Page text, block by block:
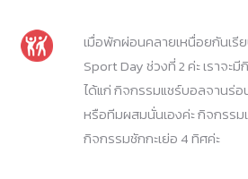
เมื่อพักผ่อนคลายเหนื่อยกันเรี
Sport Day ช่วงที่ 2 ค่ะ เราจะ
ได้แก่ กิจกรรมแชร์บอลจานร่
หรือทีมผสมนั่นเองค่ะ กิจกรรม
กิจกรรมชักกะเย่อ 4 ทิศค่ะ